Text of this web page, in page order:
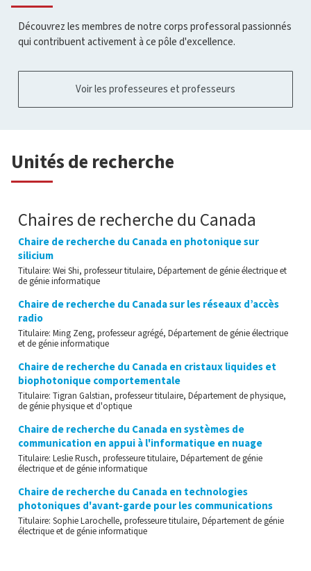
Découvrez les membres de notre corps professoral passionnés
qui contribuent activement à ce pôle d'excellence.
Voir les professeures et professeurs
Unités de recherche
Chaires de recherche du Canada
Chaire de recherche du Canada en photonique sur
silicium
Titulaire: Wei Shi, professeur titulaire, Département de génie électrique et
de génie informatique
Chaire de recherche du Canada sur les réseaux d’accès
radio
Titulaire: Ming Zeng, professeur agrégé, Département de génie électrique
et de génie informatique
Chaire de recherche du Canada en cristaux liquides et
biophotonique comportementale
Titulaire: Tigran Galstian, professeur titulaire, Département de physique,
de génie physique et d'optique
Chaire de recherche du Canada en systèmes de
communication en appui à l'informatique en nuage
Titulaire: Leslie Rusch, professeure titulaire, Département de génie
électrique et de génie informatique
Chaire de recherche du Canada en technologies
photoniques d'avant-garde pour les communications
Titulaire: Sophie Larochelle, professeure titulaire, Département de génie
électrique et de génie informatique